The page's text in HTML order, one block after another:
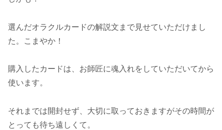
選んだオラクルカードの解説文まで見せていただけまし
た。こまやか！
購入したカードは、お師匠に魂入れをしていただいてから
使います。
それまでは開封せず、大切に取っておきますがその時間が
とっても待ち遠しくて。